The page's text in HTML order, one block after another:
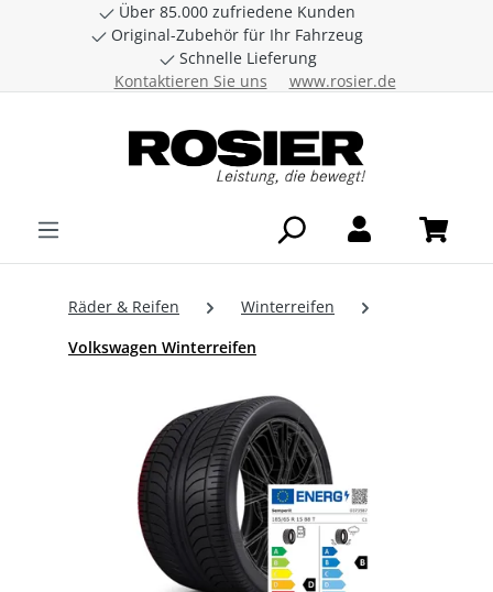
Zum Hauptinhalt springen
Über 85.000 zufriedene Kunden
Original-Zubehör für Ihr Fahrzeug
Schnelle Lieferung
Kontaktieren Sie uns
www.rosier.de
Räder & Reifen
Winterreifen
Volkswagen Winterreifen
Bildergalerie überspringen